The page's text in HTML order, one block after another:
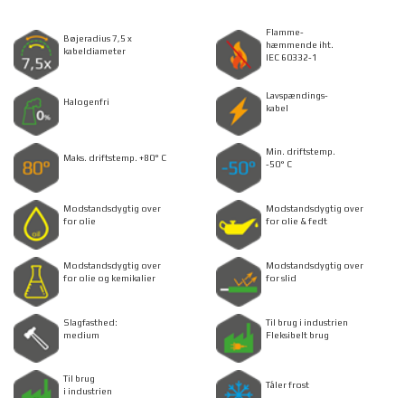
Bøjeradius 7,5 x
kabeldiameter
Flamme-
hæmmende iht.
IEC 60332-1
Halogenfri
Lavspændings-
kabel
Maks. driftstemp. +80° C
Min. driftstemp.
-50° C
Modstandsdygtig over
for olie
Modstandsdygtig over
for olie & fedt
Modstandsdygtig over
for olie og kemikalier
Modstandsdygtig over
for slid
Slagfasthed:
medium
Til brug i industrien
Fleksibelt brug
Til brug
i industrien
Tåler frost